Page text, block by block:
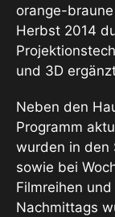
orange-
Herbst 2014
und 3D
Neben den
Programm
wurden in den
sowie bei
Filmreihen
Nachmittags